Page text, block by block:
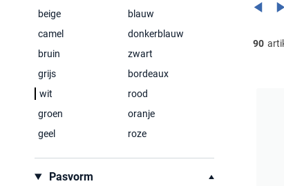
beige
blauw
camel
donkerblauw
bruin
zwart
grijs
bordeaux
wit
rood
groen
oranje
geel
roze
Pasvorm
90